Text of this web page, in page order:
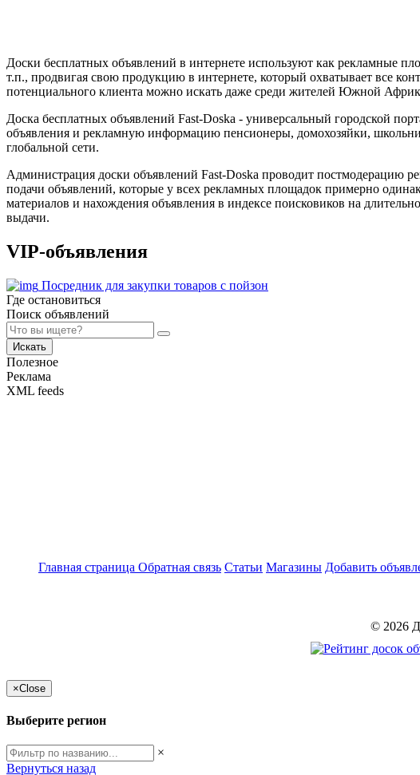
Доски бесплатных объявлений в интернете используют как рекламные
т.п., продвигая свою продукцию в интернете, который охватывает все
потенциального клиента можно искать даже среди жителей Южной
Доска бесплатных объявлений Fast-Doska - универсальный городской
объявления и рекламную информацию пенсионеры, домохозяйки,
глобальной сети.
Администрация доски объявлений Fast-Doska проводит постмодерацию
подачи объявлений, которые у всех рекламных площадок примерно
материалов и нахождения объявления в индексе поисковиков на
выдачи.
VIP-объявления
Посредник для закупки товаров с пойзон
Где остановиться
Поиск объявлений
Искать
Полезное
Реклама
XML feeds
Главная страница Обратная связь Статьи Магазины Добавить
© 2026
×Close
Выберите регион
×
Вернуться назад